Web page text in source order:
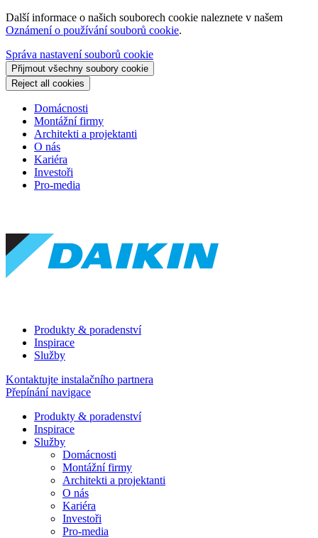
Další informace o našich souborech cookie naleznete v našem
Oznámení o používání souborů cookie.
Správa nastavení souborů cookie
Přijmout všechny soubory cookie
Reject all cookies
Domácnosti
Montážní firmy
Architekti a projektanti
O nás
Kariéra
Investoři
Pro-media
Produkty & poradenství
Inspirace
Služby
Kontaktujte instalačního partnera
Přepínání navigace
Produkty & poradenství
Inspirace
Služby
Domácnosti
Montážní firmy
Architekti a projektanti
O nás
Kariéra
Investoři
Pro-media